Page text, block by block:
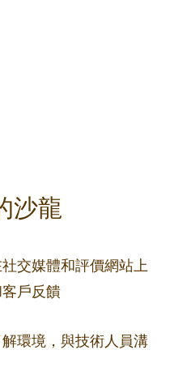
沙龍
社交媒體和評價網站上
戶反饋
解環境，與技術人員溝